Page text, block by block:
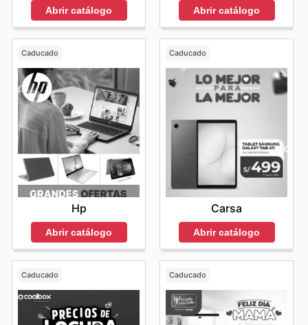
Abrir catálogo Abrir catálogo
Caducado
Hp
Abrir catálogo
Caducado
Carsa
Abrir catálogo
Caducado Caducado